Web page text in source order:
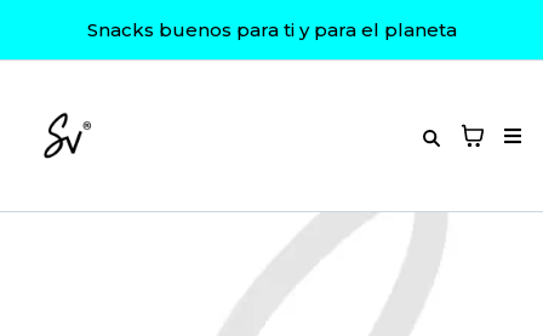
Snacks buenos para ti y para el planeta